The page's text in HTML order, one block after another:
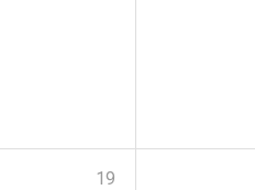
19